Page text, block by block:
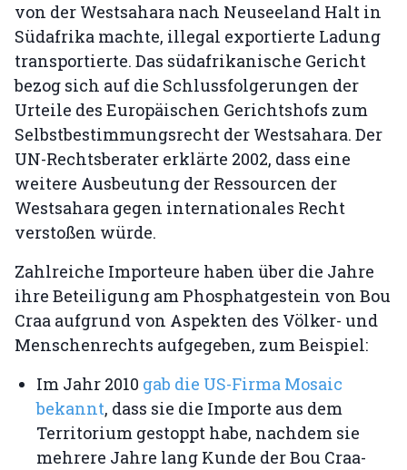
von der Westsahara nach Neuseeland Halt in
Südafrika machte, illegal exportierte Ladung
transportierte. Das südafrikanische Gericht
bezog sich auf die Schlussfolgerungen der
Urteile des Europäischen Gerichtshofs zum
Selbstbestimmungsrecht der Westsahara. Der
UN-Rechtsberater erklärte 2002, dass eine
weitere Ausbeutung der Ressourcen der
Westsahara gegen internationales Recht
verstoßen würde.
Zahlreiche Importeure haben über die Jahre
ihre Beteiligung am Phosphatgestein von Bou
Craa aufgrund von Aspekten des Völker- und
Menschenrechts aufgegeben, zum Beispiel:
Im Jahr 2010 gab die US-Firma Mosaic
bekannt, dass sie die Importe aus dem
Territorium gestoppt habe, nachdem sie
mehrere Jahre lang Kunde der Bou Craa-